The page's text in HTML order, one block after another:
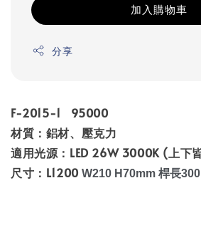
加入購物車
分享
F-2015-1 95000
材質：鋁材、壓克力
適用光源：LED 26W 3000K (上下
尺寸：L1200 W210 H70mm 桿長